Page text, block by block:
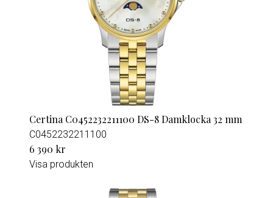
Certina C0452232211100 DS-8 Damklocka 32 mm
C0452232211100
6 390 kr
Visa produkten